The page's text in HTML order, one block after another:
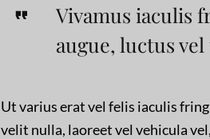
Vivamus iaculis
augue, luctus
Ut varius erat vel felis iaculis
velit nulla, laoreet vel vehicula